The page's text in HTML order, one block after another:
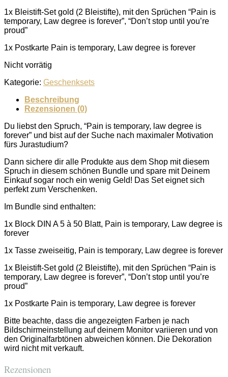
1x Bleistift-Set gold (2 Bleistifte), mit den Sprüchen “Pain is
temporary, Law degree is forever”, “Don’t stop until you’re
proud”
1x Postkarte Pain is temporary, Law degree is forever
Nicht vorrätig
Kategorie: Geschenksets
Beschreibung
Rezensionen (0)
Du liebst den Spruch, “Pain is temporary, law degree is
forever” und bist auf der Suche nach maximaler Motivation
fürs Jurastudium?
Dann sichere dir alle Produkte aus dem Shop mit diesem
Spruch in diesem schönen Bundle und spare mit Deinem
Einkauf sogar noch ein wenig Geld! Das Set eignet sich
perfekt zum Verschenken.
Im Bundle sind enthalten:
1x Block DIN A 5 à 50 Blatt, Pain is temporary, Law degree is
forever
1x Tasse zweiseitig, Pain is temporary, Law degree is forever
1x Bleistift-Set gold (2 Bleistifte), mit den Sprüchen “Pain is
temporary, Law degree is forever”, “Don’t stop until you’re
proud”
1x Postkarte Pain is temporary, Law degree is forever
Bitte beachte, dass die angezeigten Farben je nach
Bildschirmeinstellung auf deinem Monitor variieren und von
den Originalfarbtönen abweichen können. Die Dekoration
wird nicht mit verkauft.
Rezensionen